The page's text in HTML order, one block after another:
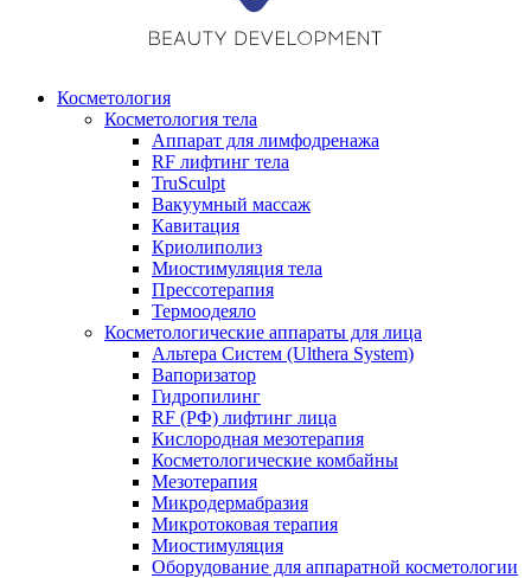
Косметология
Косметология тела
Аппарат для лимфодренажа
RF лифтинг тела
TruSculpt
Вакуумный массаж
Кавитация
Криолиполиз
Миостимуляция тела
Прессотерапия
Термоодеяло
Косметологические аппараты для лица
Альтера Систем (Ulthera System)
Вапоризатор
Гидропилинг
RF (РФ) лифтинг лица
Кислородная мезотерапия
Косметологические комбайны
Мезотерапия
Микродермабразия
Микротоковая терапия
Миостимуляция
Оборудование для аппаратной косметологии